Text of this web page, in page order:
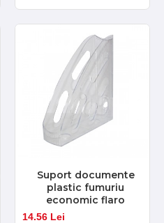
Suport documente
plastic fumuriu
economic flaro
14.56 Lei